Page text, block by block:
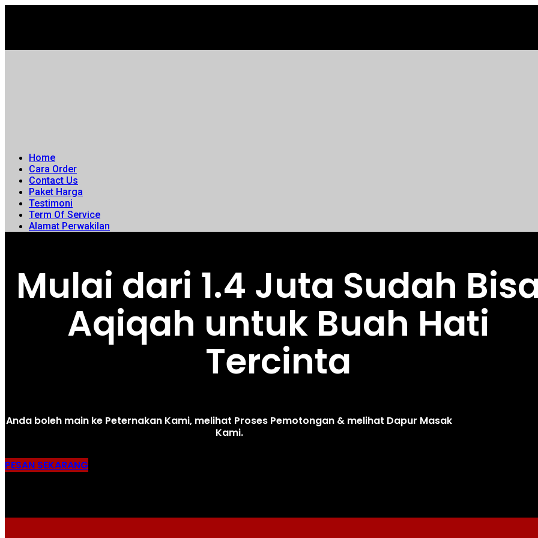
Home
Cara Order
Contact Us
Paket Harga
Testimoni
Term Of Service
Alamat Perwakilan
Mulai dari 1.4 Juta Sudah
Aqiqah untuk Buah Hati
Tercinta
Anda boleh main ke Peternakan Kami, melihat Proses Pemotongan & melihat Dapur Masak
Kami.
PESAN SEKARANG